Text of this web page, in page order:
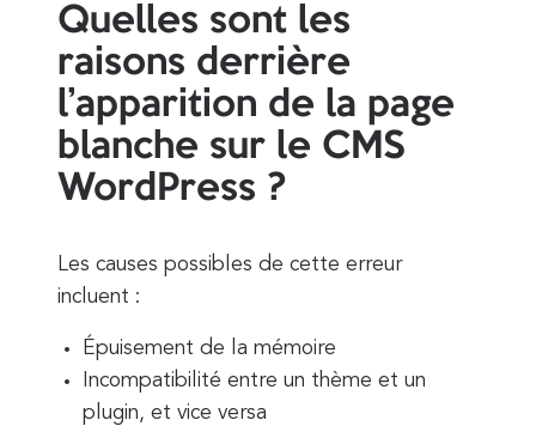
Quelles sont les
raisons derrière
l’apparition de la page
blanche sur le CMS
WordPress ?
Les causes possibles de cette erreur
incluent :
Épuisement de la mémoire
Incompatibilité entre un thème et un
plugin, et vice versa